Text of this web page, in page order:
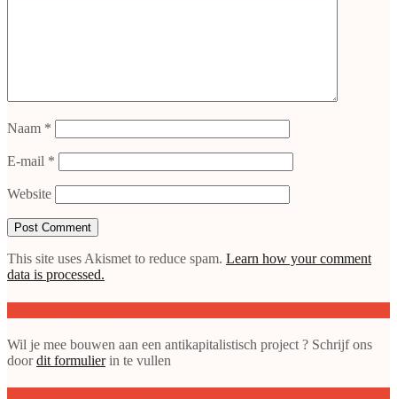
Naam *
E-mail *
Website
This site uses Akismet to reduce spam. Learn how your comment
data is processed.
Wil je mee bouwen aan een antikapitalistisch project ? Schrijf ons
doordit formulierin te vullen